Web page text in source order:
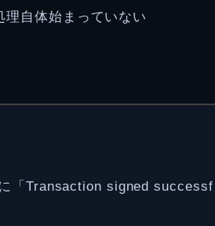
自体始まっていない
「Transaction signed successf